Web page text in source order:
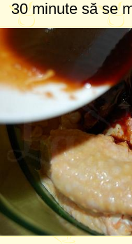
30 minute să se